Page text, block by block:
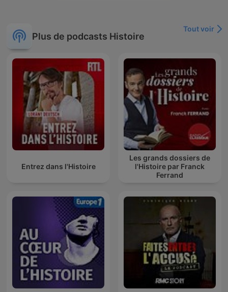
Plus de podcasts Histoire
Tout voir
Entrez dans l'Histoire
Les grands dossiers de
l'Histoire par Franck
Ferrand